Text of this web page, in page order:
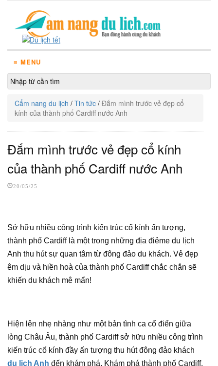
≡ MENU
Cẩm nang du lịch / Tin tức / Đắm mình trước vẻ đẹp cổ
kính của thành phố Cardiff nước Anh
Đắm mình trước vẻ đẹp cổ kính
của thành phố Cardiff nước Anh
20/05/25
Sở hữu nhiều công trình kiến trúc cổ kính ấn tượng,
thành phố Cardiff là một trong những địa điẻme du lịch
Anh thu hút sự quan tâm từ đông đảo du khách. Vẻ đẹp
êm dịu và hiền hoà của thành phố Cardiff chắc chắn sẽ
khiến du khách mê mẩn!
Hiện lên nhẹ nhàng như một bản tình ca cổ điển giữa
lòng Châu Âu, thành phố Cardiff sở hữu nhiều công trình
kiến trúc cổ kính đầy ấn tượng thu hút đông đảo khách
du lịch Anh đến khám phá. Khám phá thành phố Cardiff,